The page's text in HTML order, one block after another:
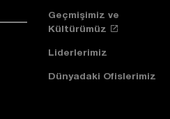
Geçmişimiz ve
Kültürümüz
Liderlerimiz
Dünyadaki Ofislerimiz